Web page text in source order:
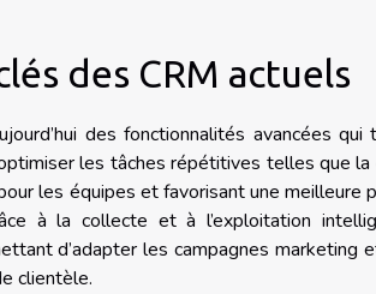
des CRM actuels
des fonctionnalités avancées
les tâches répétitives telles que
les équipes et favorisant une meilleure
à la collecte et à l’exploitation
d’adapter les campagnes marketing
clientèle.